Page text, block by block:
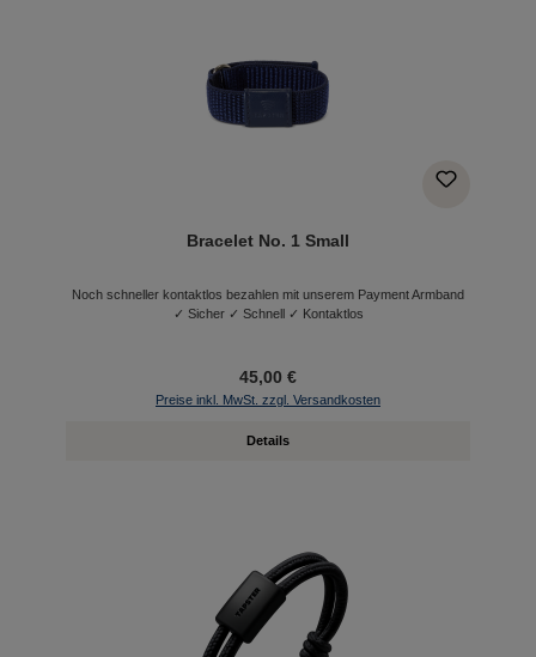
Bracelet No. 1 Small
Noch schneller kontaktlos bezahlen mit unserem Payment Armband
✓ Sicher ✓ Schnell ✓ Kontaktlos
45,00 €
Preise inkl. MwSt. zzgl. Versandkosten
Details